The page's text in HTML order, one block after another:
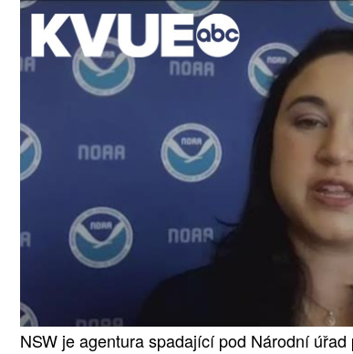
NSW je agentura spadající pod Národní